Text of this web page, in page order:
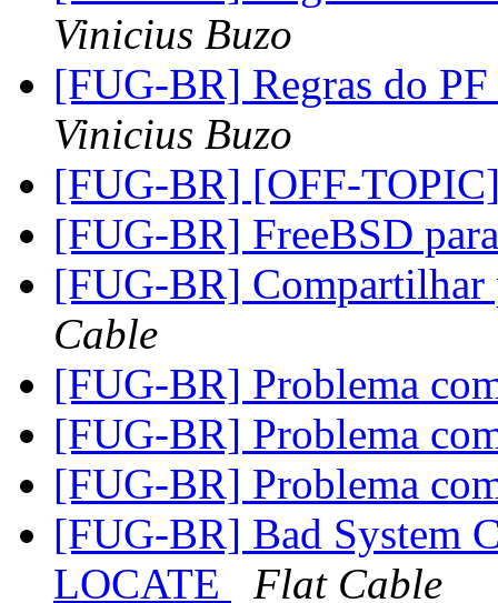
Vinicius Buzo
[FUG-BR] Regras do
Vinicius Buzo
[FUG-BR] [OFF-
[FUG-BR] FreeBSD
[FUG-BR] Compartilhar
Cable
[FUG-BR] Problema
[FUG-BR] Problema
[FUG-BR] Problema
[FUG-BR] Bad System
LOCATE
Flat Cable